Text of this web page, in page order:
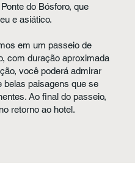
do Bósforo, que
e asiático.
em um passeio de
com duração aproximada
você poderá admirar
belas paisagens que se
Ao final do passeio,
retorno ao hotel.